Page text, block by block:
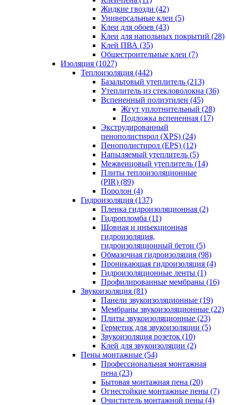
Жидкие гвозди (42)
Универсальные клеи (5)
Клеи для обоев (43)
Клеи для напольных покрытий (28)
Клей ПВА (35)
Общестроительные клеи (7)
Изоляция (1027)
Теплоизоляция (442)
Базальтовый утеплитель (213)
Утеплитель из стекловолокна (36)
Вспененный полиэтилен (45)
Жгут уплотнительный (28)
Подложка вспененная (17)
Экструдированный
пенополистирол (XPS) (24)
Пенополистирол (EPS) (12)
Напыляемый утеплитель (5)
Межвенцовый утеплитель (14)
Плиты теплоизоляционные
(PIR) (89)
Поролон (4)
Гидроизоляция (137)
Пленка гидроизоляционная (2)
Гидропломба (11)
Шовная и инъекционная
гидроизоляция,
гидроизоляционный бетон (5)
Обмазочная гидроизоляция (98)
Проникающая гидроизоляция (4)
Гидроизоляционные ленты (1)
Профилированные мембраны (16)
Звукоизоляция (81)
Панели звукоизоляционные (19)
Мембраны звукоизоляционные (22)
Плиты звукоизоляционные (23)
Герметик для звукоизоляции (5)
Звукоизоляция розеток (10)
Клей для звукоизоляции (2)
Пены монтажные (54)
Профессиональная монтажная
пена (23)
Бытовая монтажная пена (20)
Огнестойкие монтажные пены (7)
Очиститель монтажной пены (4)